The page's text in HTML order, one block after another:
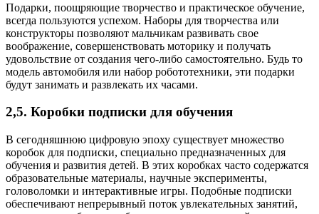
Подарки, поощряющие творчество и практическое обучение,
всегда пользуются успехом. Наборы для творчества или
конструкторы позволяют мальчикам развивать свое
воображение, совершенствовать моторику и получать
удовольствие от создания чего-либо самостоятельно. Будь то
модель автомобиля или набор робототехники, эти подарки
будут занимать и развлекать их часами.
2,5. Коробки подписки для обучения
В сегодняшнюю цифровую эпоху существует множество
коробок для подписки, специально предназначенных для
обучения и развития детей. В этих коробках часто содержатся
образовательные материалы, научные эксперименты,
головоломки и интерактивные игры. Подобные подписки
обеспечивают непрерывный поток увлекательных занятий,